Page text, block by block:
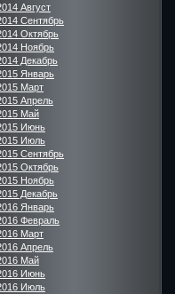
Август
Сентябрь
Октябрь
Ноябрь
Декабрь
Январь
Март
Апрель
Май
Июнь
Июль
Сентябрь
Октябрь
Ноябрь
Декабрь
Январь
Февраль
Март
Апрель
Май
Июнь
Июль